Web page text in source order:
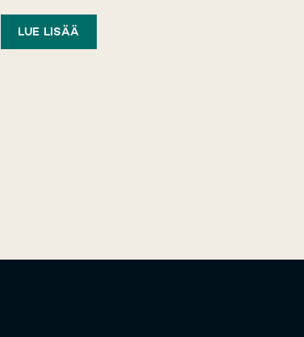
LUE LISÄÄ